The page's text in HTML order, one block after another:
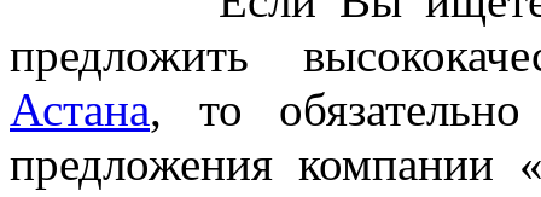
предложить
Астана, то
предложения компании